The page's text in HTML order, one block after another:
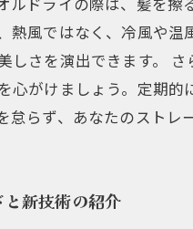
熱風ではなく、冷風や
しさを演出できます。
心がけましょう。定期
怠らず、あなたのストレ
新技術の紹介